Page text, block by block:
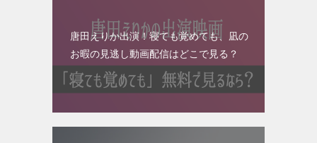
唐田えりか出演！寝ても覚めても、凪の
お暇の見逃し動画配信はどこで見る？